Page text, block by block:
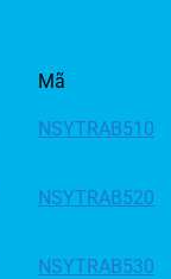
Mã
NSYTRAB510
NSYTRAB520
NSYTRAB530